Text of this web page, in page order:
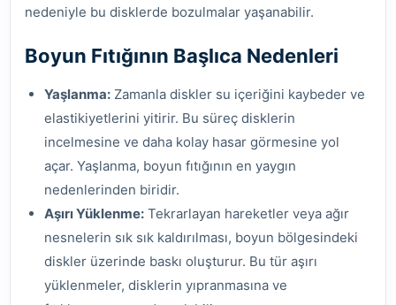
nedeniyle bu disklerde bozulmalar yaşanabilir.
Boyun Fıtığının Başlıca Nedenleri
Yaşlanma: Zamanla diskler su içeriğini kaybeder ve
elastikiyetlerini yitirir. Bu süreç disklerin
incelmesine ve daha kolay hasar görmesine yol
açar. Yaşlanma, boyun fıtığının en yaygın
nedenlerinden biridir.
Aşırı Yüklenme: Tekrarlayan hareketler veya ağır
nesnelerin sık sık kaldırılması, boyun bölgesindeki
diskler üzerinde baskı oluşturur. Bu tür aşırı
yüklenmeler, disklerin yıpranmasına ve